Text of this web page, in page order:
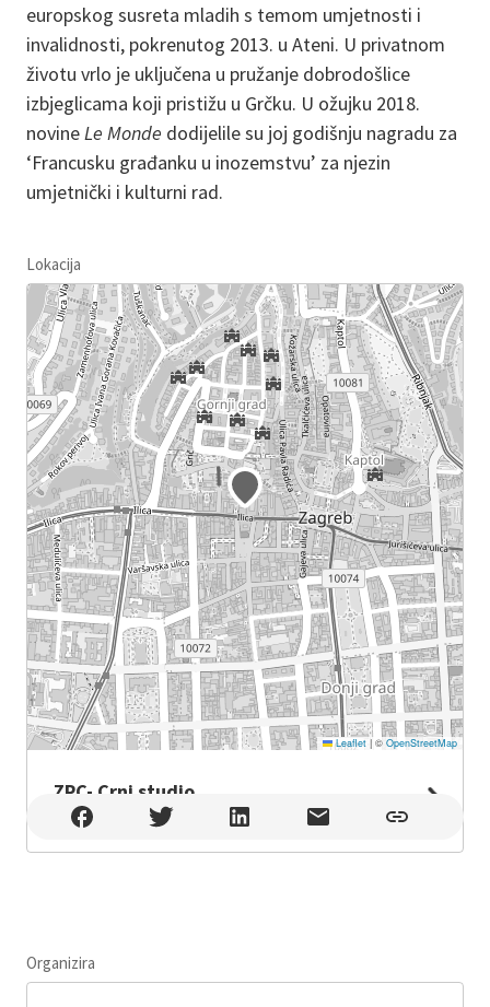
europskog susreta mladih s temom umjetnosti i
invalidnosti, pokrenutog 2013. u Ateni. U privatnom
životu vrlo je uključena u pružanje dobrodošlice
izbjeglicama koji pristižu u Grčku. U ožujku 2018.
novineLe Monde dodijelile su joj godišnju nagradu za
‘Francusku građanku u inozemstvu’ za njezin
umjetnički i kulturni rad.
Lokacija
Leaflet |© OpenStreetMap
ZPC- Crni studio
ZPC- Crni studio , Zagreb
Organizira